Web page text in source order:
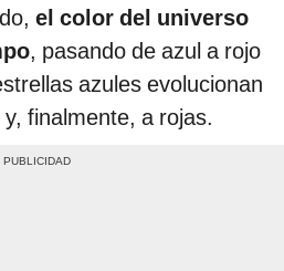
el color del universo
, pasando de azul a rojo
azules evolucionan
finalmente, a rojas.